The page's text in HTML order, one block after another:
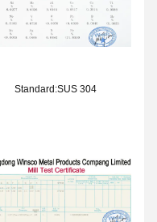
Standard:SUS 304